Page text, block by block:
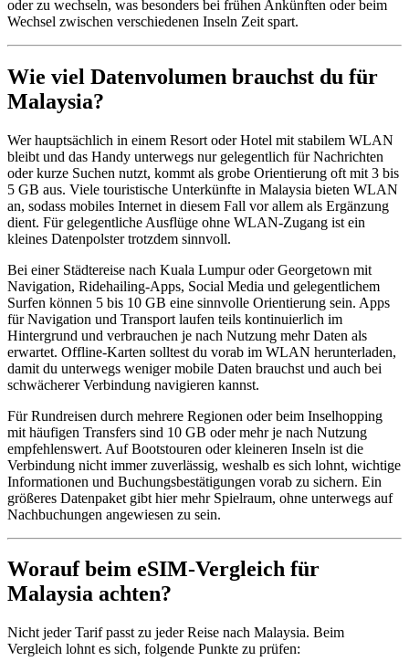
oder zu wechseln, was besonders bei frühen Ankünften oder beim
Wechsel zwischen verschiedenen Inseln Zeit spart.
Wie viel Datenvolumen brauchst du für
Malaysia?
Wer hauptsächlich in einem Resort oder Hotel mit stabilem WLAN
bleibt und das Handy unterwegs nur gelegentlich für Nachrichten
oder kurze Suchen nutzt, kommt als grobe Orientierung oft mit 3 bis
5 GB aus. Viele touristische Unterkünfte in Malaysia bieten WLAN
an, sodass mobiles Internet in diesem Fall vor allem als Ergänzung
dient. Für gelegentliche Ausflüge ohne WLAN-Zugang ist ein
kleines Datenpolster trotzdem sinnvoll.
Bei einer Städtereise nach Kuala Lumpur oder Georgetown mit
Navigation, Ridehailing-Apps, Social Media und gelegentlichem
Surfen können 5 bis 10 GB eine sinnvolle Orientierung sein. Apps
für Navigation und Transport laufen teils kontinuierlich im
Hintergrund und verbrauchen je nach Nutzung mehr Daten als
erwartet. Offline-Karten solltest du vorab im WLAN herunterladen,
damit du unterwegs weniger mobile Daten brauchst und auch bei
schwächerer Verbindung navigieren kannst.
Für Rundreisen durch mehrere Regionen oder beim Inselhopping
mit häufigen Transfers sind 10 GB oder mehr je nach Nutzung
empfehlenswert. Auf Bootstouren oder kleineren Inseln ist die
Verbindung nicht immer zuverlässig, weshalb es sich lohnt, wichtige
Informationen und Buchungsbestätigungen vorab zu sichern. Ein
größeres Datenpaket gibt hier mehr Spielraum, ohne unterwegs auf
Nachbuchungen angewiesen zu sein.
Worauf beim eSIM-Vergleich für
Malaysia achten?
Nicht jeder Tarif passt zu jeder Reise nach Malaysia. Beim
Vergleich lohnt es sich, folgende Punkte zu prüfen: